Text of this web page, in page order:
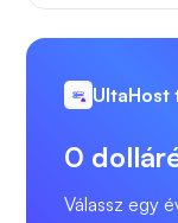
UltaHost
0
Válassz egy